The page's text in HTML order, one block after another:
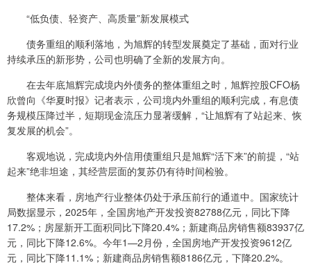
“低负债、轻资产、高质量”新发展模式
债务重组的顺利落地，为旭辉的转型发展奠定了基础，面对行业
持续承压的新形势，公司也明确了全新的发展方向。
在去年底旭辉完成境内外债务的整体重组之时，旭辉控股CFO杨
欣曾向《华夏时报》记者表示，公司境内外重组的顺利完成，有息债
务规模压降过半，短期现金流压力显著缓解，“让旭辉有了站起来、恢
复发展的机会”。
客观地说，完成境内外信用债重组只是旭辉“活下来”的前提，“站
起来”绝非坦途，其经营层面的复苏仍有待时间检验。
整体来看，房地产行业整体仍处于承压前行的通道中。国家统计
局数据显示，2025年，全国房地产开发投资82788亿元，同比下降
17.2%；房屋新开工面积同比下降20.4%；新建商品房销售额83937亿
元，同比下降12.6%。今年1—2月份，全国房地产开发投资9612亿
元，同比下降11.1%；新建商品房销售额8186亿元，下降20.2%。